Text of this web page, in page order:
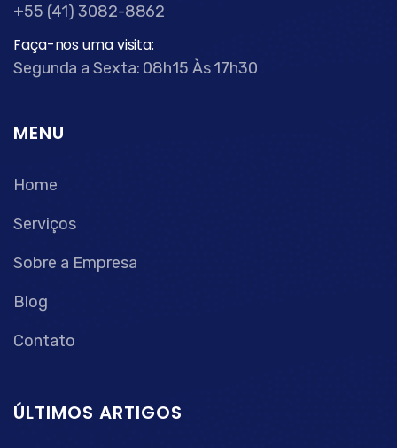
+55 (41) 3082-8862
Faça-nos uma visita:
Segunda a Sexta: 08h15 Às 17h30
MENU
Home
Serviços
Sobre a Empresa
Blog
Contato
ÚLTIMOS ARTIGOS